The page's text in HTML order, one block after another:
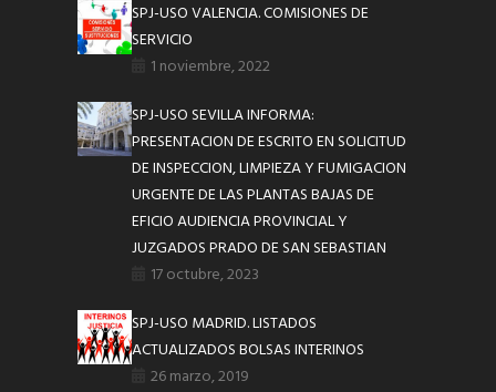
SPJ-USO VALENCIA. COMISIONES DE
SERVICIO
1 noviembre, 2022
SPJ-USO SEVILLA INFORMA:
PRESENTACION DE ESCRITO EN SOLICITUD
DE INSPECCION, LIMPIEZA Y FUMIGACION
URGENTE DE LAS PLANTAS BAJAS DE
EFICIO AUDIENCIA PROVINCIAL Y
JUZGADOS PRADO DE SAN SEBASTIAN
17 octubre, 2023
SPJ-USO MADRID. LISTADOS
ACTUALIZADOS BOLSAS INTERINOS
26 marzo, 2019